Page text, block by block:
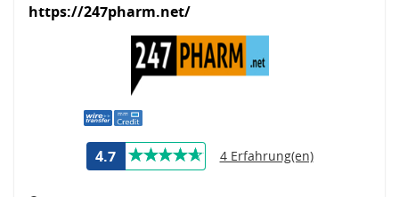
https://247pharm.net/
4.7 4 Erfahrung(en)